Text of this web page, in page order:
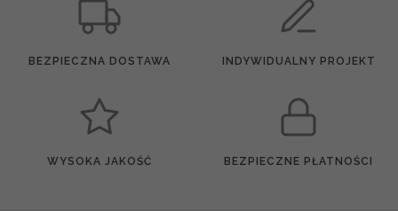
BEZPIECZNA DOSTAWA INDYWIDUALNY PROJEKT
WYSOKA JAKOŚĆ BEZPIECZNE PŁATNOŚCI